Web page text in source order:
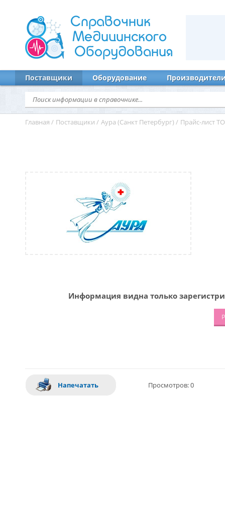
Справочник
Медицинского
Оборудования
Поставщики Оборудование
Главная / Поставщики / Аура (Санкт Петербург) / Прайс-лист
Информация видна только
Напечатать Просмотров: 0